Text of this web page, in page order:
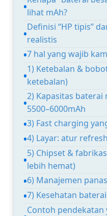
lihat mAh?
Definisi “HP tipis”
realistis
7 hal yang wajib
1) Ketebalan &
ketebalan)
2) Kapasitas baterai
5500–6000mAh
3) Fast charging
4) Layar: atur
5) Chipset &
lebih hemat)
6) Manajemen panas
7) Kesehatan
Contoh pendekatan